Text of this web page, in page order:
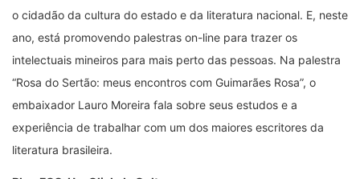
o cidadão da cultura do estado e da literatura nacional. E, neste
ano, está promovendo palestras on-line para trazer os
intelectuais mineiros para mais perto das pessoas. Na palestra
“Rosa do Sertão: meus encontros com Guimarães Rosa”, o
embaixador Lauro Moreira fala sobre seus estudos e a
experiência de trabalhar com um dos maiores escritores da
literatura brasileira.